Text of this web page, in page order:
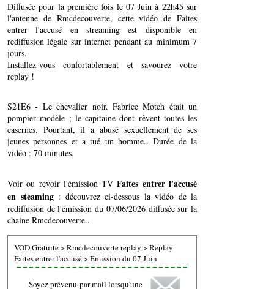
Diffusée pour la première fois le 07 Juin à 22h45 sur
l'antenne de Rmcdecouverte, cette vidéo de Faites
entrer l'accusé en streaming est disponible en
rediffusion légale sur internet pendant au minimum 7
jours.
Installez-vous confortablement et savourez votre
replay !
S21E6 - Le chevalier noir. Fabrice Motch était un
pompier modèle ; le capitaine dont rêvent toutes les
casernes. Pourtant, il a abusé sexuellement de ses
jeunes personnes et a tué un homme.. Durée de la
vidéo : 70 minutes.
Voir ou revoir l'émission TVFaites entrer l'accusé
en steaming: découvrez ci-dessous la vidéo de la
rediffusion de l'émission du 07/06/2026 diffusée sur la
chaine Rmcdecouverte..
VOD Gratuite>Rmcdecouverte replay >Replay
Faites entrer l'accusé>Emission du 07 Juin
Soyez prévenu par mail lorsqu'une